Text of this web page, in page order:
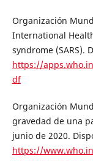
Organización
International
syndrome (SARS).
https://
df
Organización
gravedad de una
junio de 2020.
https://